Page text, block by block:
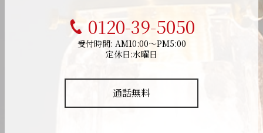
0120-39-5050
受付時間: AM10:00～PM5:00
定休日:水曜日
通話無料